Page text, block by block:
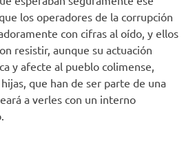
los operadores de la corrupción
con cifras al oído, y ellos
resistir, aunque su actuación
y afecte al pueblo colimense,
que han de ser parte de una
a verles con un interno